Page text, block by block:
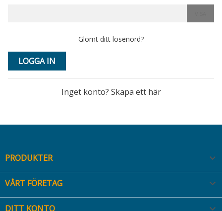
Glömt ditt lösenord?
LOGGA IN
Inget konto? Skapa ett här
PRODUKTER 
VÅRT FÖRETAG 
DITT KONTO